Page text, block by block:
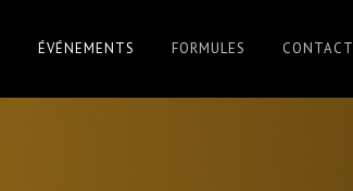
ÉVÉNEMENTS FORMULES CONTACT